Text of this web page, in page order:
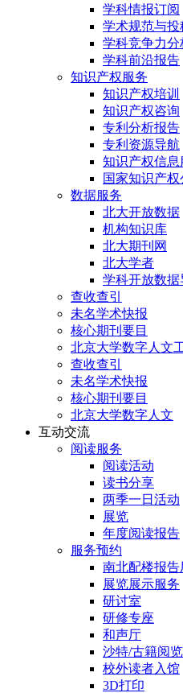
学科情报订阅
学术规范与投
学科竞争力分
学科前沿报告
知识产权服务
知识产权培训
知识产权咨询
专利分析报告
专利资源导航
知识产权信息
国家知识产权
数据服务
北大开放数据
机构知识库
北大期刊网
北大学者
学科开放数据
查收查引
未名学术快报
核心期刊要目
北京大学数字人文
查收查引
未名学术快报
核心期刊要目
北京大学数字人文
互动交流
阅读服务
阅读活动
读书分享
两季一日活动
展览
年度阅读报告
服务预约
南北配楼报告
展览展示服务
研讨室
研修专座
和声厅
沙特/古籍阅
校外读者入馆
3D打印